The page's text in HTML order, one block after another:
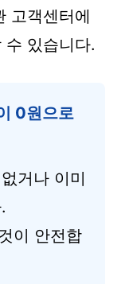
고객센터에
수 있습니다.
0원으로
거나 이미
이 안전합